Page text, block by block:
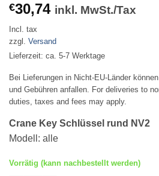
€30,74 inkl. MwSt./Tax
Incl. tax
zzgl. Versand
Lieferzeit: ca. 5-7 Werktage
Bei Lieferungen in Nicht-EU-Länder
und Gebühren anfallen. For deliveries to
duties, taxes and fees may apply.
Crane Key Schlüssel rund NV2
Modell: alle
Vorrätig (kann nachbestellt werden)